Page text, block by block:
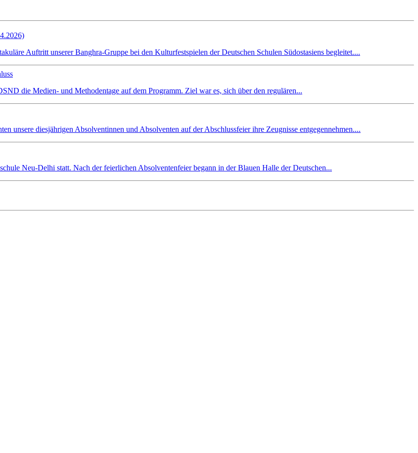
Auftritt unserer Banghra-Gruppe bei den Kulturfestspielen der Deutschen Schulen Südostasiens begleitet....
die Medien- und Methodentage auf dem Programm. Ziel war es, sich über den regulären...
unsere diesjährigen Absolventinnen und Absolventen auf der Abschlussfeier ihre Zeugnisse entgegennehmen....
Neu-Delhi statt. Nach der feierlichen Absolventenfeier begann in der Blauen Halle der Deutschen...